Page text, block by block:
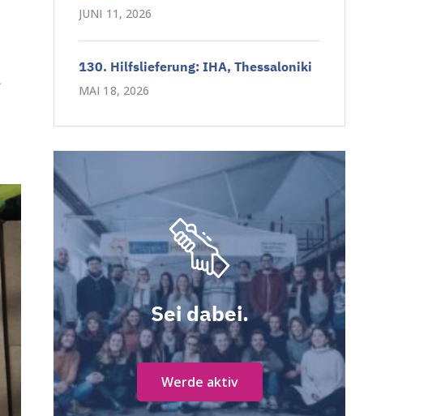
JUNI 11, 2026
130. Hilfslieferung: IHA, Thessaloniki
MAI 18, 2026
Sei dabei.
Werde aktiv